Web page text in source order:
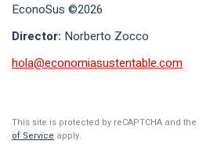
EconoSus ©2026
Director: Norberto Zocco
hola@economiasustentable.com
This site is protected by reCAPTCHA and the
of Service apply.